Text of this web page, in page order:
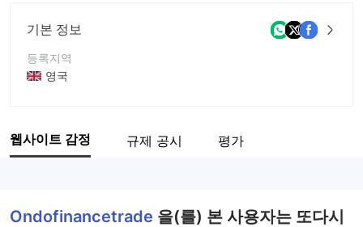
기본 정보
등록지역
영국
회사 전체 이름
웹사이트 감정 규제 공시 평가
Ondofinancetrade 을(를) 본 사용자는 또다시